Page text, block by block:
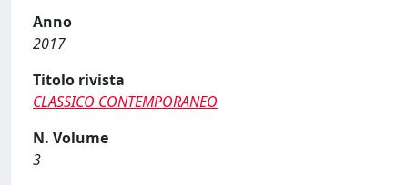
Anno
2017
Titolo rivista
CLASSICO CONTEMPORANEO
N. Volume
3